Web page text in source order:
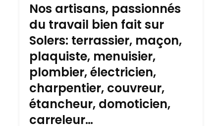
Nos artisans, passionnés
du travail bien fait sur
Solers: terrassier, maçon,
plaquiste, menuisier,
plombier, électricien,
charpentier, couvreur,
étancheur, domoticien,
carreleur…